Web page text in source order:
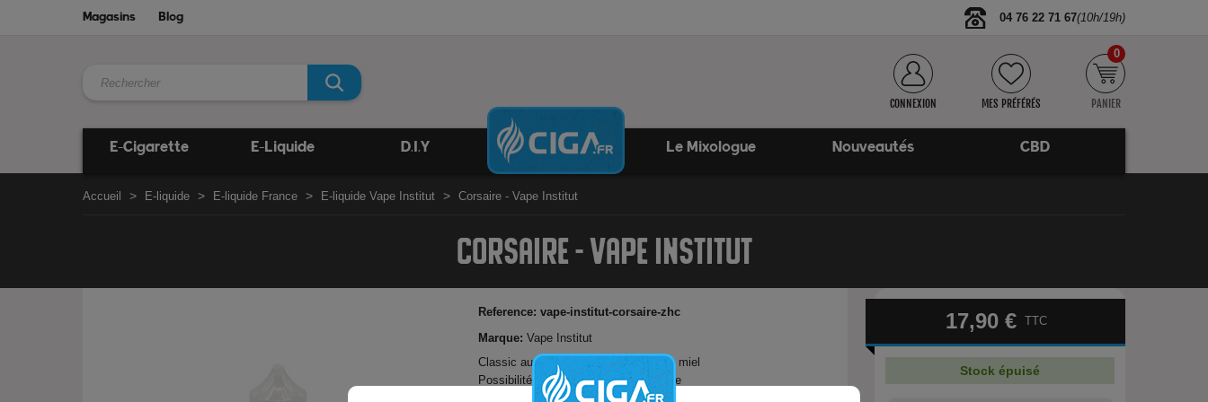
Magasins Blog 04 76 22 71 67(10h/19h)
CONNEXION MES PRÉFÉRÉS PANIER
0
E-Cigarette E-Liquide D.I.Y Le Mixologue Nouveautés CBD
Accueil E-liquide E-liquide France E-liquide Vape Institut Corsaire - Vape Institut
CORSAIRE - VAPE INSTITUT
Reference: vape-institut-corsaire-zhc
Marque: Vape Institut
Classic au caramel, crème pralinée et miel
Possibilité d'ajouter booster de nicotine
Elaboré en France
17,90 € TTC
Stock épuisé